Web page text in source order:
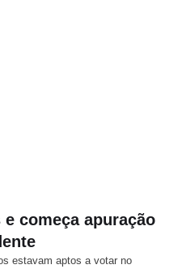
começa apuração
estavam aptos a votar no